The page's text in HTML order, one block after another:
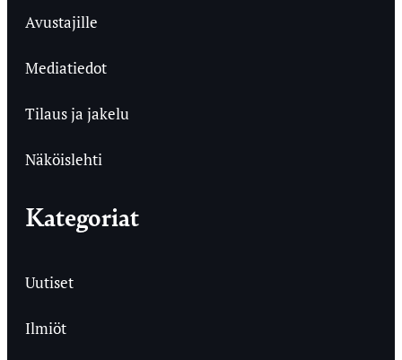
Avustajille
Mediatiedot
Tilaus ja jakelu
Näköislehti
Kategoriat
Uutiset
Ilmiöt